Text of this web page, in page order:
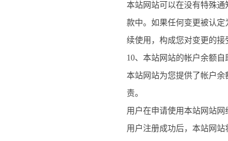
本站网站可以在没有特殊
款中。如果任何变更被认
续使用，构成您对变更的接
10、本站网站的帐户余额自
本站网站为您提供了帐户
责。
用户在申请使用本站网站
用户注册成功后，本站网